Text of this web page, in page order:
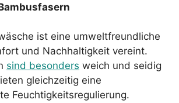
ist eine umweltfreundliche
und Nachhaltigkeit vereint.
sind besonders weich und seidig
gleichzeitig eine
Feuchtigkeitsregulierung.